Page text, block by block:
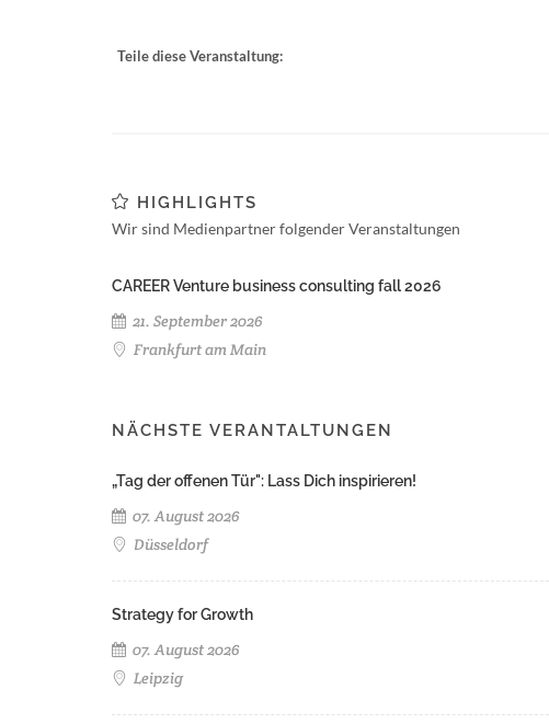
Teile diese Veranstaltung:
HIGHLIGHTS
Wir sind Medienpartner folgender Veranstaltungen
CAREER Venture business consulting fall 2026
21. September 2026
Frankfurt am Main
NÄCHSTE VERANTALTUNGEN
„Tag der offenen Tür": Lass Dich inspirieren!
07. August 2026
Düsseldorf
Strategy for Growth
07. August 2026
Leipzig